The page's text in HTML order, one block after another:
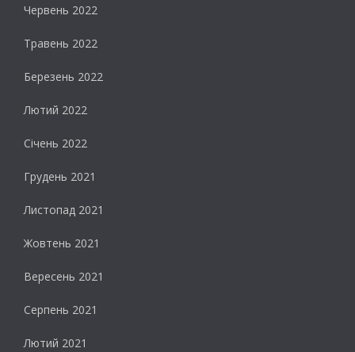
Червень 2022
Травень 2022
Березень 2022
Лютий 2022
Січень 2022
Грудень 2021
Листопад 2021
Жовтень 2021
Вересень 2021
Серпень 2021
Лютий 2021